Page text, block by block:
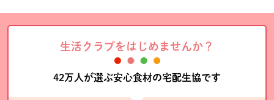
生活クラブをはじめませんか？
42万人が選ぶ安心食材の宅配生協です